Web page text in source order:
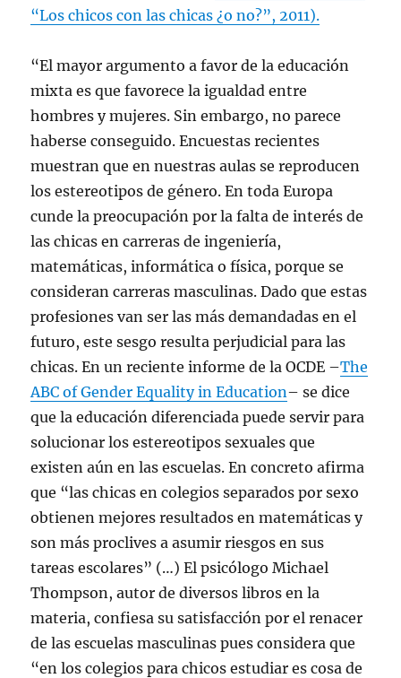
“Los chicos con las chicas ¿o no?”, 2011).
“El mayor argumento a favor de la educación
mixta es que favorece la igualdad entre
hombres y mujeres. Sin embargo, no parece
haberse conseguido. Encuestas recientes
muestran que en nuestras aulas se reproducen
los estereotipos de género. En toda Europa
cunde la preocupación por la falta de interés de
las chicas en carreras de ingeniería,
matemáticas, informática o física, porque se
consideran carreras masculinas. Dado que estas
profesiones van ser las más demandadas en el
futuro, este sesgo resulta perjudicial para las
chicas. En un reciente informe de la OCDE –The
ABC of Gender Equality in Education–​ se dice
que la educación diferenciada puede servir para
solucionar los estereotipos sexuales que
existen aún en las escuelas. En concreto afirma
que “las chicas en colegios separados por sexo
obtienen mejores resultados en matemáticas y
son más proclives a asumir riesgos en sus
tareas escolares” (…) El psicólogo Michael
Thompson, autor de diversos libros en la
materia, confiesa su satisfacción por el renacer
de las escuelas masculinas pues considera que
“en los colegios para chicos estudiar es cosa de